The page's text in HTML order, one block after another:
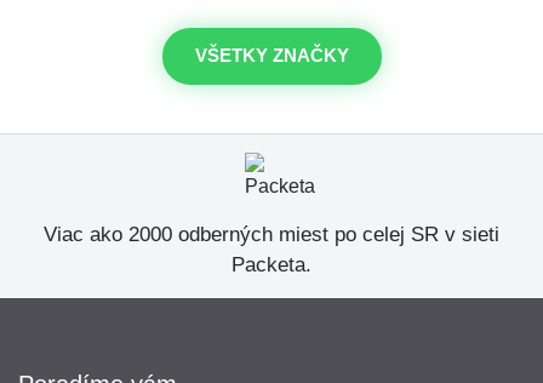
VŠETKY ZNAČKY
Viac ako 2000 odberných miest po celej SR v sieti
Packeta.